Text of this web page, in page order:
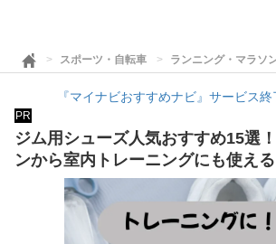
スポーツ・自転車 ランニング・マラソ
『マイナビおすすめナビ』サービス
PR
ジム用シューズ人気おすすめ15選
ンから室内トレーニングにも使える